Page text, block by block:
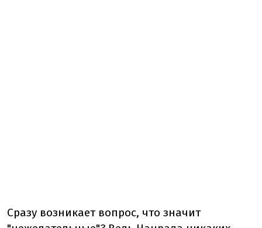
Сразу возникает вопрос, что значит